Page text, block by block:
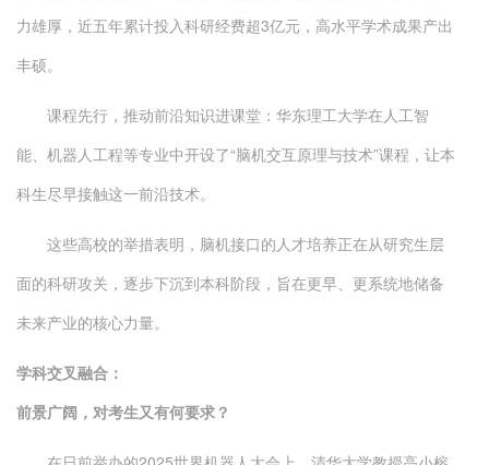
力雄厚，近五年累计投入科研经费超3亿元，高水平学术成果产出
丰硕。
课程先行，推动前沿知识进课堂：华东理工大学在人工智
能、机器人工程等专业中开设了“脑机交互原理与技术”课程，让本
科生尽早接触这一前沿技术。
这些高校的举措表明，脑机接口的人才培养正在从研究生层
面的科研攻关，逐步下沉到本科阶段，旨在更早、更系统地储备
未来产业的核心力量。
学科交叉融合：
前景广阔，对考生又有何要求？